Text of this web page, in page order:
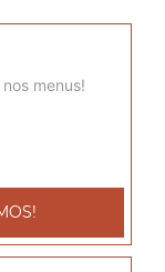
de dinde,
menus!